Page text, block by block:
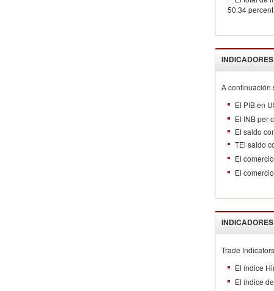
50.34 percent.
A continuación
El PIB en
El INB per
El saldo
TEl saldo
El
El
Trade
El índice
El índice